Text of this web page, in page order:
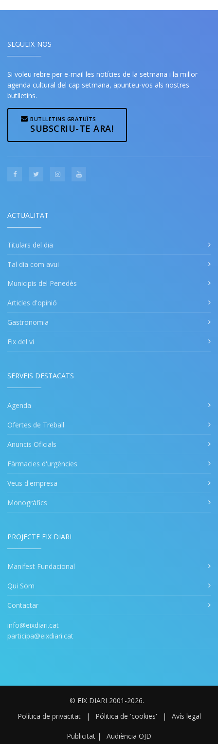
SEGUEIX-NOS
Si voleu rebre per e-mail les notícies de la setmana i la millor
agenda cultural del cap setmana, apunteu-vos als nostres
butlletins.
BUTLLETINS GRATUÏTS
SUBSCRIU-TE ARA!
ACTUALITAT
Titulars del dia
Tal dia com avui
Municipis del Penedès
Articles d'opinió
Gastronomia
Eix del vi
SERVEIS DESTACATS
Agenda
Ofertes de Treball
Anuncis Oficials
Fàrmacies d'urgències
Veus d'empresa
Monogràfics
PROJECTE EIX DIARI
Manifest Fundacional
Qui Som
Contactar
info@eixdiari.cat
participa@eixdiari.cat
© EIX DIARI 2001-2026.
Política de privacitat
| Pólitica de 'cookies' | Avís legal
Publicitat | Audiència OJD